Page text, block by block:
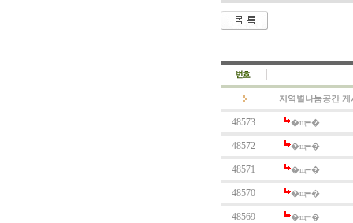
지역별나눔공간
48573 �щ━�
48572 �щ━�
48571 �щ━�
48570 �щ━�
48569 �щ━�